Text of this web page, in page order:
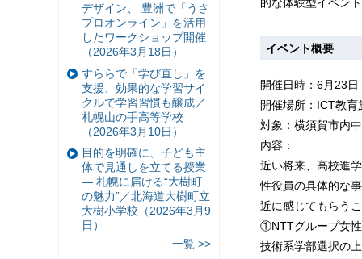
イベント概要
開催日時：6月23日
開催場所：ICT教
対象：横須賀市内
内容：
近い将来、高校進
性役員の具体的な
近に感じてもらう
①NTTグループ女
技術系学部選択の
デザイン、 豊洲で「うさ
プロオンライン」を活用
したワークショップ開催
（2026年3月18日）
すららで「学び直し」を
支援、効果的な学習サイ
クルで学習習慣も醸成／
札幌山の手高等学校
（2026年3月10日）
目的を明確に、子ども主
体で見通しを立てる授業
— 札幌に届ける“大樹町
の魅力”／北海道大樹町立
大樹小学校（2026年3月9
日）
一覧 >>